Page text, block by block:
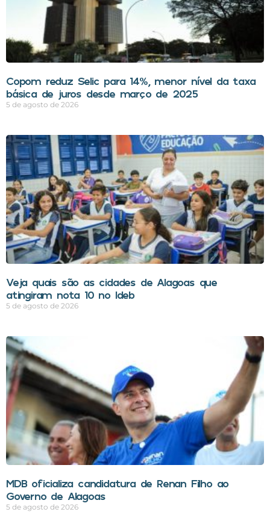
Copom reduz Selic para 14%, menor nível da taxa
básica de juros desde março de 2025
5 de agosto de 2026
Veja quais são as cidades de Alagoas que
atingiram nota 10 no Ideb
5 de agosto de 2026
MDB oficializa candidatura de Renan Filho ao
Governo de Alagoas
5 de agosto de 2026